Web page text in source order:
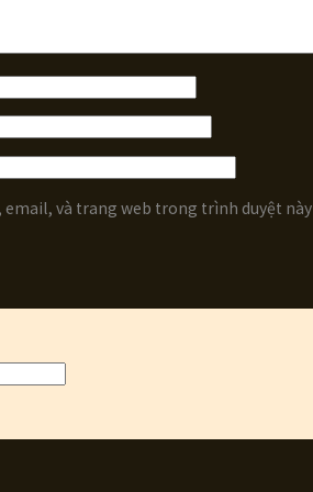
email, và trang web trong trình duyệt